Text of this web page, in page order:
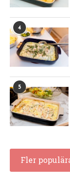
4
5
Fler